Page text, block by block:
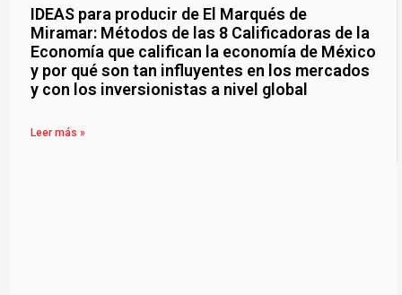
IDEAS para producir de El Marqués de
Miramar: Métodos de las 8 Calificadoras de la
Economía que califican la economía de México
y por qué son tan influyentes en los mercados
y con los inversionistas a nivel global
Leer más »